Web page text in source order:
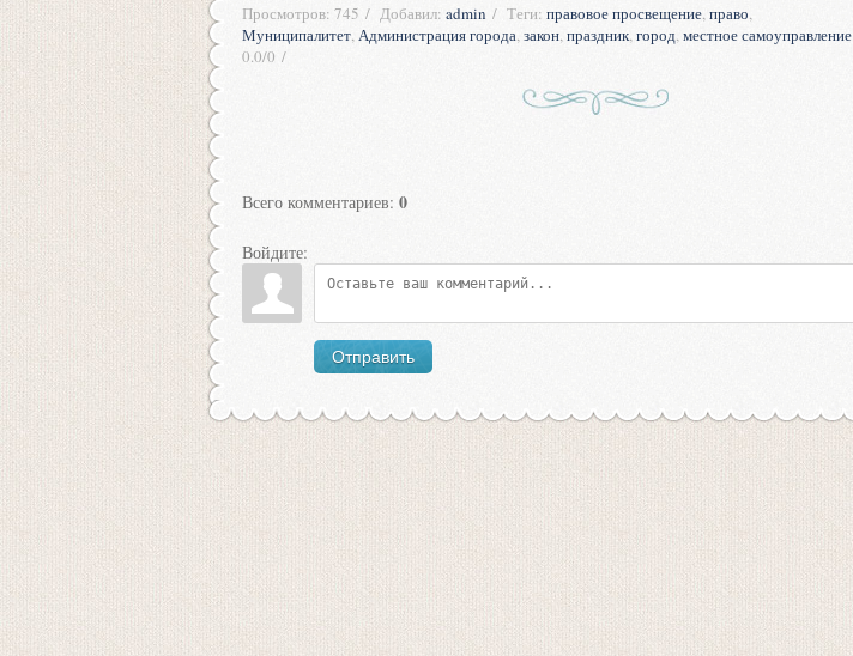
Просмотров: 745 Добавил: admin Теги: правовое просвещение,право,
Муниципалитет,Администрация города,закон,праздник,город,местное самоуправление
0.0/0
Всего комментариев: 0
Войдите:
Отправить